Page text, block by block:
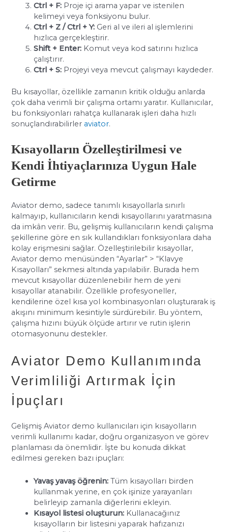
Ctrl + F: Proje içi arama yapar ve istenilen
kelimeyi veya fonksiyonu bulur.
Ctrl + Z / Ctrl + Y: Geri al ve ileri al işlemlerini
hızlıca gerçekleştirir.
Shift + Enter: Komut veya kod satırını hızlıca
çalıştırır.
Ctrl + S: Projeyi veya mevcut çalışmayı kaydeder.
Bu kısayollar, özellikle zamanın kritik olduğu anlarda
çok daha verimli bir çalışma ortamı yaratır. Kullanıcılar,
bu fonksiyonları rahatça kullanarak işleri daha hızlı
sonuçlandırabilirler aviator.
Kısayolların Özelleştirilmesi ve
Kendi İhtiyaçlarınıza Uygun Hale
Getirme
Aviator demo, sadece tanımlı kısayollarla sınırlı
kalmayıp, kullanıcıların kendi kısayollarını yaratmasına
da imkân verir. Bu, gelişmiş kullanıcıların kendi çalışma
şekillerine göre en sık kullandıkları fonksiyonlara daha
kolay erişmesini sağlar. Özelleştirilebilir kısayollar,
Aviator demo menüsünden “Ayarlar” > “Klavye
Kısayolları” sekmesi altında yapılabilir. Burada hem
mevcut kısayollar düzenlenebilir hem de yeni
kısayollar atanabilir. Özellikle profesyoneller,
kendilerine özel kısa yol kombinasyonları oluşturarak iş
akışını minimum kesintiyle sürdürebilir. Bu yöntem,
çalışma hızını büyük ölçüde artırır ve rutin işlerin
otomasyonunu destekler.
Aviator Demo Kullanımında
Verimliliği Artırmak İçin
İpuçları
Gelişmiş Aviator demo kullanıcıları için kısayolların
verimli kullanımı kadar, doğru organizasyon ve görev
planlaması da önemlidir. İşte bu konuda dikkat
edilmesi gereken bazı ipuçları:
Yavaş yavaş öğrenin: Tüm kısayolları birden
kullanmak yerine, en çok işinize yarayanları
belirleyip zamanla diğerlerini ekleyin.
Kısayol listesi oluşturun: Kullanacağınız
kısayolların bir listesini yaparak hafızanızı